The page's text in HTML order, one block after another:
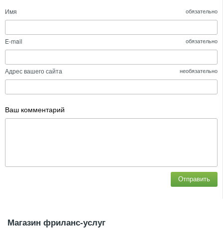
Имя обязательно
E-mail обязательно
Адрес вашего сайта необязательно
Ваш комментарий
Отправить
Магазин фриланс-услуг